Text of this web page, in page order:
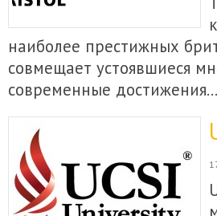
наиболее престижных
совмещает устоявшиеся
современные достижения…